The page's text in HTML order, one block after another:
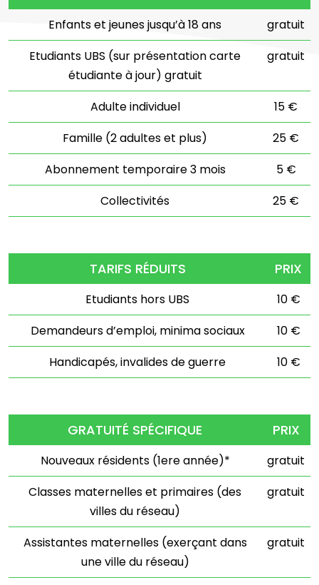
Enfants et jeunes jusqu’à 18 ans
gratuit
Etudiants UBS (sur présentation carte
étudiante à jour) gratuit
gratuit
Adulte individuel
15 €
Famille (2 adultes et plus)
25 €
Abonnement temporaire 3 mois
5 €
Collectivités
25 €
TARIFS RÉDUITS PRIX
Etudiants hors UBS
10 €
Demandeurs d’emploi, minima sociaux
10 €
Handicapés, invalides de guerre
10 €
GRATUITÉ SPÉCIFIQUE PRIX
Nouveaux résidents (1ere année)*
gratuit
Classes maternelles et primaires (des
villes du réseau)
gratuit
Assistantes maternelles (exerçant dans
une ville du réseau)
gratuit